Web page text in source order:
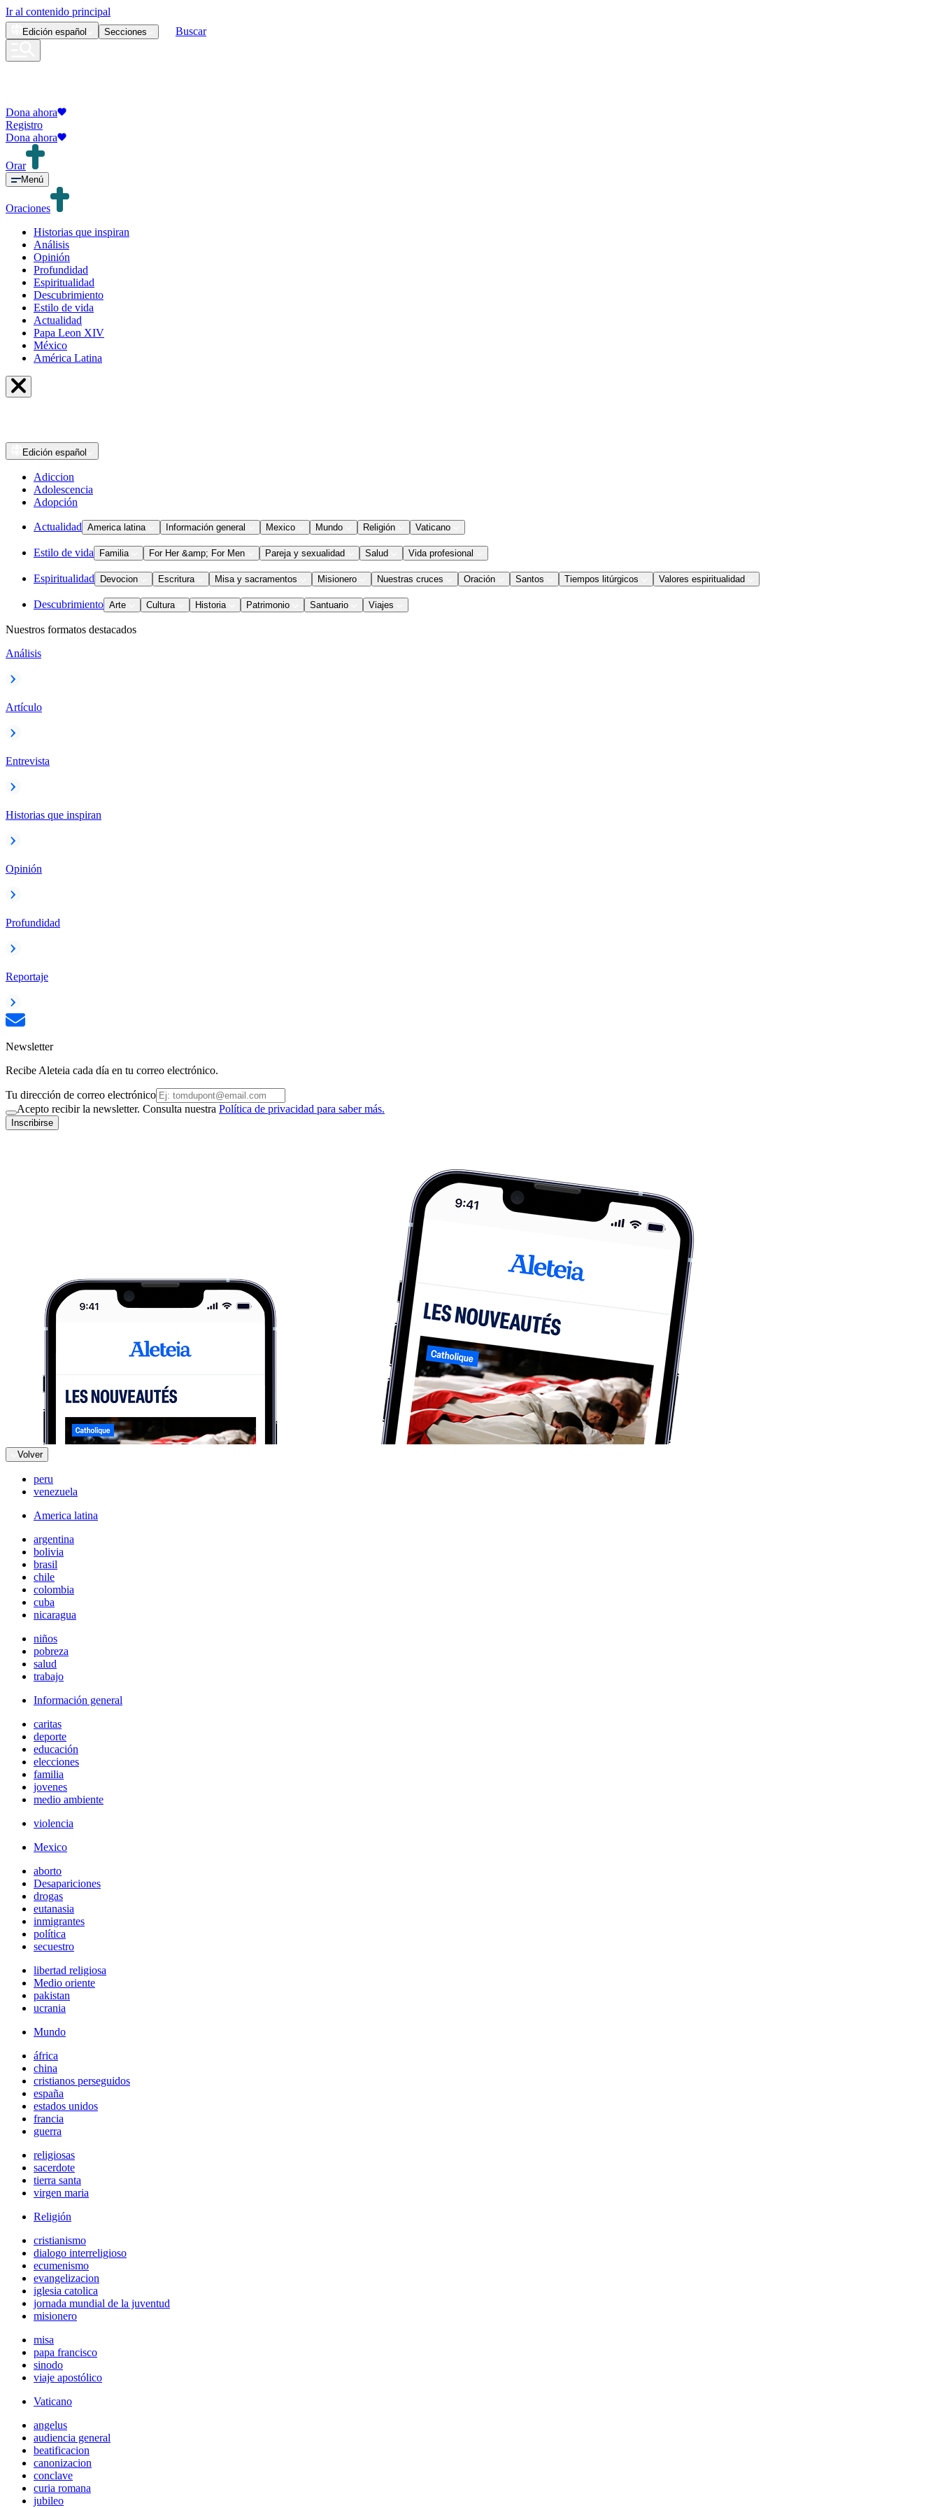
Ir al contenido principal
Edición español Secciones Buscar
Dona ahora
Registro
Dona ahora
Orar
Menú
Oraciones
Historias que inspiran
Análisis
Opinión
Profundidad
Espiritualidad
Descubrimiento
Estilo de vida
Actualidad
Papa Leon XIV
México
América Latina
Edición español
Adiccion
Adolescencia
Adopción
Actualidad America latina Información general Mexico Mundo Religión Vaticano
Estilo de vida Familia For Her &amp; For Men Pareja y sexualidad Salud Vida profesional
Espiritualidad Devocion Escritura Misa y sacramentos Misionero Nuestras cruces Oración Santos Tiempos litúrgicos Valores espiritualidad
Descubrimiento Arte Cultura Historia Patrimonio Santuario Viajes
Nuestros formatos destacados
Análisis
Artículo
Entrevista
Historias que inspiran
Opinión
Profundidad
Reportaje
Newsletter
Recibe Aleteia cada día en tu correo electrónico.
Tu dirección de correo electrónico
Acepto recibir la newsletter. Consulta nuestra Política de privacidad para saber más.
Inscribirse
Volver
peru
venezuela
America latina
argentina
bolivia
brasil
chile
colombia
cuba
nicaragua
niños
pobreza
salud
trabajo
Información general
caritas
deporte
educación
elecciones
familia
jovenes
medio ambiente
violencia
Mexico
aborto
Desapariciones
drogas
eutanasia
inmigrantes
política
secuestro
libertad religiosa
Medio oriente
pakistan
ucrania
Mundo
áfrica
china
cristianos perseguidos
españa
estados unidos
francia
guerra
religiosas
sacerdote
tierra santa
virgen maria
Religión
cristianismo
dialogo interreligioso
ecumenismo
evangelizacion
iglesia catolica
jornada mundial de la juventud
misionero
misa
papa francisco
sinodo
viaje apostólico
Vaticano
angelus
audiencia general
beatificacion
canonizacion
conclave
curia romana
jubileo